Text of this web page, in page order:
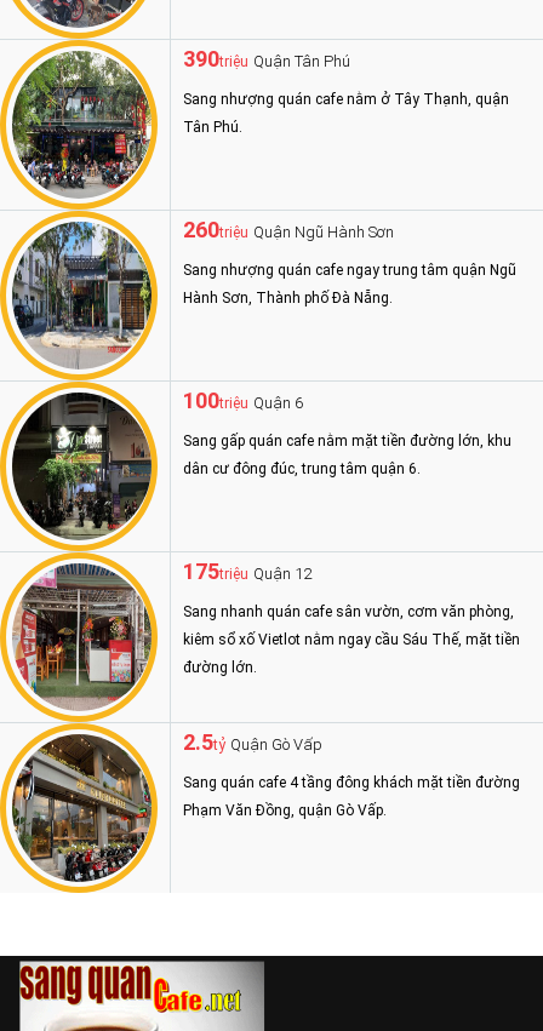
390triệu Quận Tân Phú
Sang nhượng quán cafe nằm ở Tây Thạnh, quận
Tân Phú.
260triệu Quận Ngũ Hành Sơn
Sang nhượng quán cafe ngay trung tâm quận Ngũ
Hành Sơn, Thành phố Đà Nẵng.
100triệu Quận 6
Sang gấp quán cafe nằm mặt tiền đường lớn, khu
dân cư đông đúc, trung tâm quận 6.
175triệu Quận 12
Sang nhanh quán cafe sân vườn, cơm văn phòng,
kiêm sổ xố Vietlot nằm ngay cầu Sáu Thế, mặt tiền
đường lớn.
2.5tỷ Quận Gò Vấp
Sang quán cafe 4 tầng đông khách mặt tiền đường
Phạm Văn Đồng, quận Gò Vấp.